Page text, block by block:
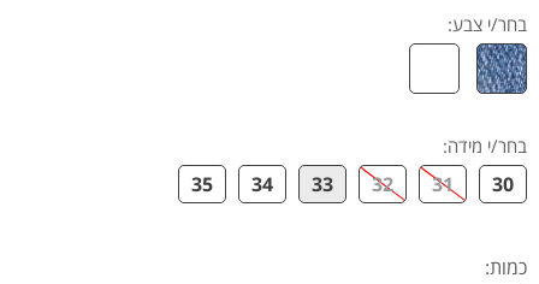
בחר/י צבע:
בחר/י מידה:
30
31
32
33
34
35
כמות: